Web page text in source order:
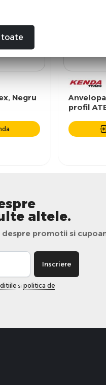
Negru
profil
altele.
promotii si
Inscriere
si politica de